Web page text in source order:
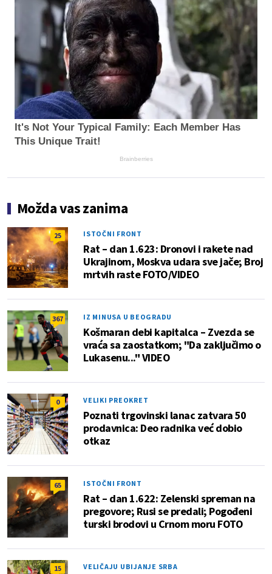
It's Not Your Typical Family: Each Member Has
This Unique Trait!
Brainberries
Možda vas zanima
25 ISTOČNI FRONT
Rat – dan 1.623: Dronovi i rakete nad
Ukrajinom, Moskva udara sve jače; Broj
mrtvih raste FOTO/VIDEO
367 IZ MINUSA U BEOGRADU
Košmaran debi kapitalca – Zvezda se
vraća sa zaostatkom; "Da zaključimo o
Lukasenu..." VIDEO
0 VELIKI PREOKRET
Poznati trgovinski lanac zatvara 50
prodavnica: Deo radnika već dobio
otkaz
65 ISTOČNI FRONT
Rat – dan 1.622: Zelenski spreman na
pregovore; Rusi se predali; Pogođeni
turski brodovi u Crnom moru FOTO
15 VELIČAJU UBIJANJE SRBA